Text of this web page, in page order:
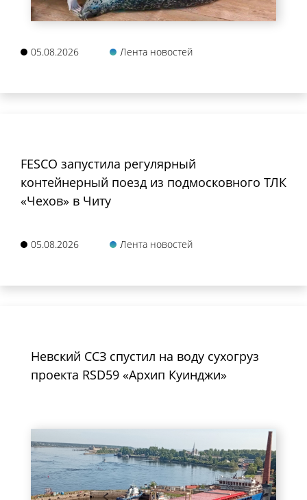
05.08.2026 Лента новостей
FESCO запустила регулярный
контейнерный поезд из подмосковного ТЛК
«Чехов» в Читу
05.08.2026 Лента новостей
Невский ССЗ спустил на воду сухогруз
проекта RSD59 «Архип Куинджи»